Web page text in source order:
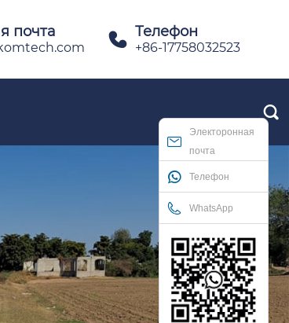
почта  Телефон
+86-17758032523

Электоронная
почта
Телефон
WhatsApp